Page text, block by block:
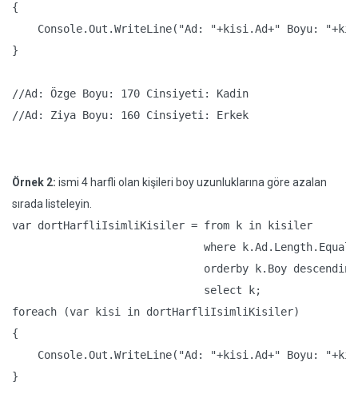
{
Console.Out.WriteLine("Ad: "+kisi.Ad+" Boyu:
}
//Ad: Özge Boyu: 170 Cinsiyeti: Kadin
//Ad: Ziya Boyu: 160 Cinsiyeti: Erkek
Örnek 2: ismi 4 harfli olan kişileri boy uzunluklarına göre azalan
sırada listeleyin.
var dortHarfliIsimliKisiler = from k in kisiler
where
                              orderby k.Boy descending
                              select k;
foreach (var kisi in dortHarfliIsimliKisiler)
{
Console.Out.WriteLine("Ad: "+kisi.Ad+" Boyu:
}